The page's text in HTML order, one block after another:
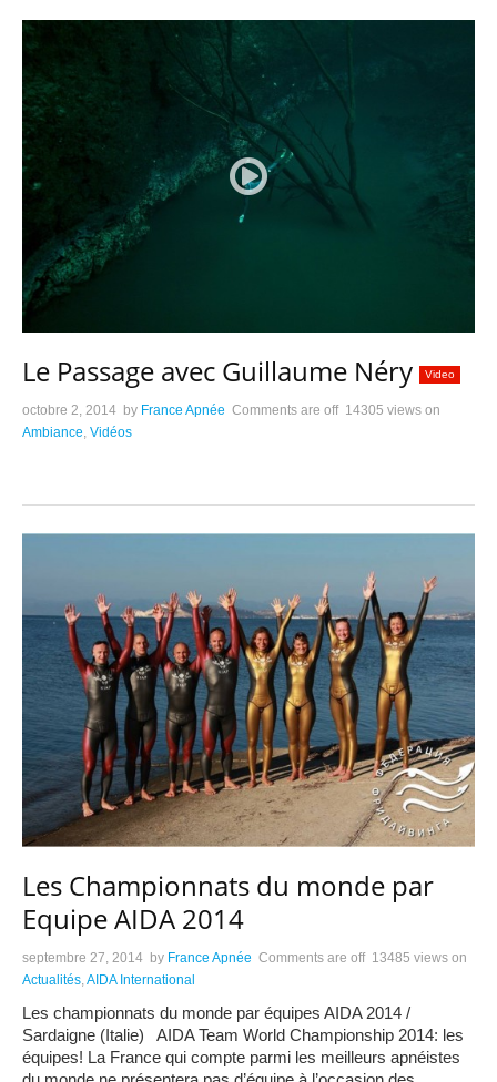
Le Passage avec Guillaume Néry Video
octobre 2, 2014 by France Apnée Comments are off 14305 views on
Ambiance, Vidéos
Les Championnats du monde par
Equipe AIDA 2014
septembre 27, 2014 by France Apnée Comments are off 13485 views on
Actualités AIDA International
Les championnats du monde par équipes AIDA 2014 /
Sardaigne (Italie) AIDA Team World Championship 2014: les
équipes! La France qui compte parmi les meilleurs apnéistes